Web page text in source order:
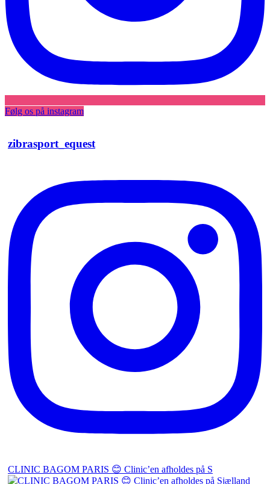
Følg os på instagram
zibrasport_equest
CLINIC BAGOM PARIS 😊 Clinic’en afholdes på S